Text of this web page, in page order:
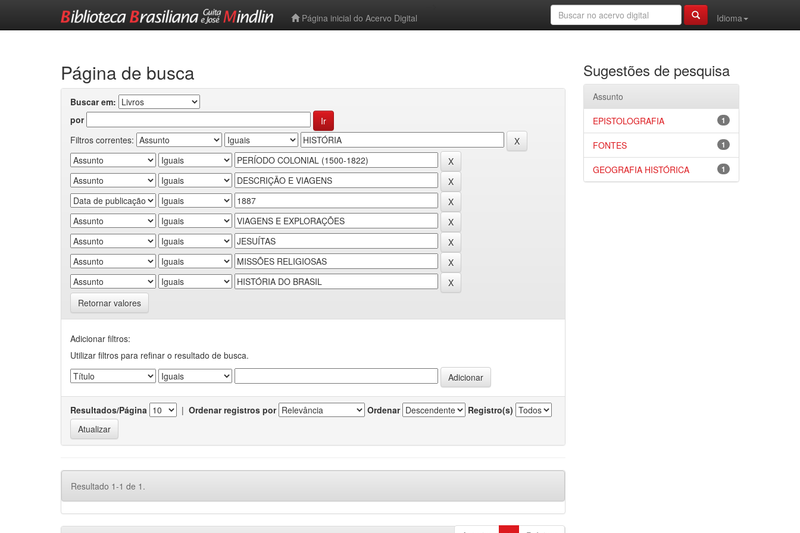
Página inicial do Acervo Digital
Idioma
Página de busca
Buscar em:
por
Filtros correntes:
Retornar valores
Adicionar filtros:
Utilizar filtros para refinar o resultado de busca.
Resultados/Página | Ordenar registros por Ordenar Registro(s)
Resultado 1-1 de 1.
Sugestões de pesquisa
Assunto
1
EPISTOLOGRAFIA
1
FONTES
1
GEOGRAFIA HISTÓRICA